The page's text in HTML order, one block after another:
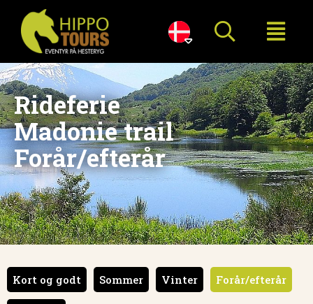

Rideferie
Madonie trail
Forår/efterår
Kort og godt Sommer Vinter Forår/efterår